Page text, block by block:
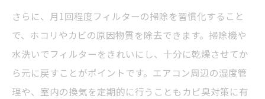
さらに、月1回程度フィルターの掃除を習慣化すること
で、ホコリやカビの原因物質を除去できます。掃除機や
水洗いでフィルターをきれいにし、十分に乾燥させてか
ら元に戻すことがポイントです。エアコン周辺の湿度管
理や、室内の換気を定期的に行うこともカビ臭対策に有